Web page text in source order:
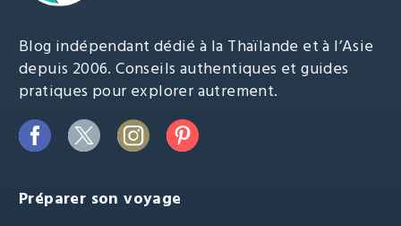
Blog indépendant dédié à la Thaïlande et à l’Asie
depuis 2006. Conseils authentiques et guides
pratiques pour explorer autrement.
Préparer son voyage